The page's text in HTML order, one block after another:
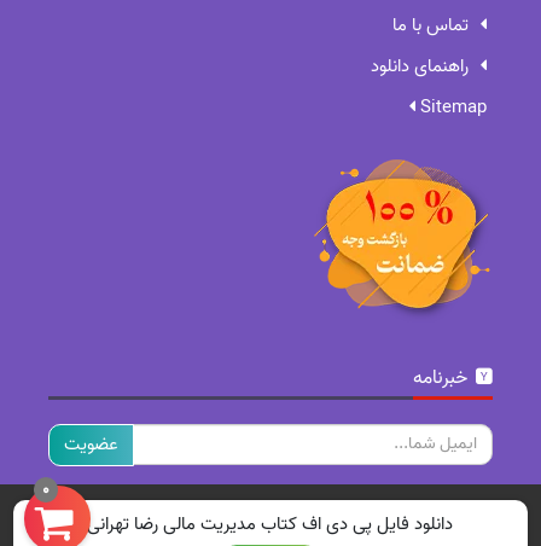
تماس با ما
راهنمای دانلود
Sitemap
خبرنامه
ایمیل
تمامی حقوق برای سایت ما محفوظ است.
0
دانلود فایل پی دی اف کتاب مدیریت مالی رضا تهرانی